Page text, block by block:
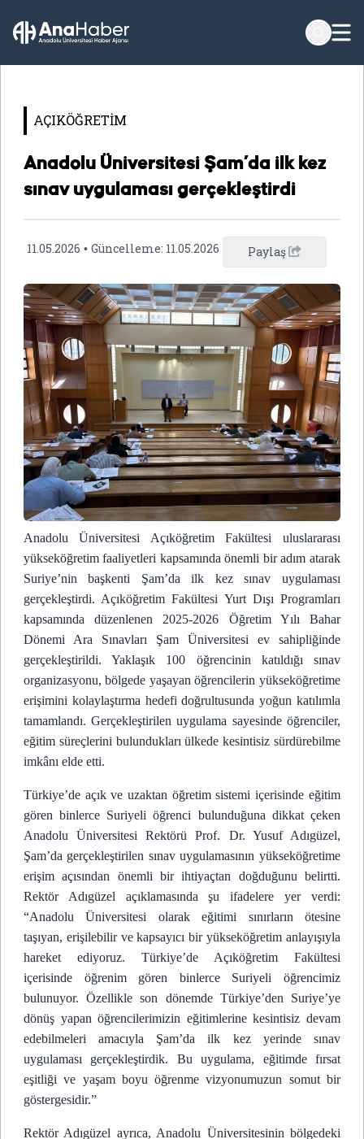
AÇIKÖĞRETİM
Anadolu Üniversitesi Şam’da ilk kez
sınav uygulaması gerçekleştirdi
11.05.2026 • Güncelleme: 11.05.2026 Paylaş
Anadolu Üniversitesi Açıköğretim Fakültesi uluslararası
yükseköğretim faaliyetleri kapsamında önemli bir adım atarak
Suriye’nin başkenti Şam’da ilk kez sınav uygulaması
gerçekleştirdi. Açıköğretim Fakültesi Yurt Dışı Programları
kapsamında düzenlenen 2025-2026 Öğretim Yılı Bahar
Dönemi Ara Sınavları Şam Üniversitesi ev sahipliğinde
gerçekleştirildi. Yaklaşık 100 öğrencinin katıldığı sınav
organizasyonu, bölgede yaşayan öğrencilerin yükseköğretime
erişimini kolaylaştırma hedefi doğrultusunda yoğun katılımla
tamamlandı. Gerçekleştirilen uygulama sayesinde öğrenciler,
eğitim süreçlerini bulundukları ülkede kesintisiz sürdürebilme
imkânı elde etti.
Türkiye’de açık ve uzaktan öğretim sistemi içerisinde eğitim
gören binlerce Suriyeli öğrenci bulunduğuna dikkat çeken
Anadolu Üniversitesi Rektörü Prof. Dr. Yusuf Adıgüzel,
Şam’da gerçekleştirilen sınav uygulamasının yükseköğretime
erişim açısından önemli bir ihtiyaçtan doğduğunu belirtti.
Rektör Adıgüzel açıklamasında şu ifadelere yer verdi:
“Anadolu Üniversitesi olarak eğitimi sınırların ötesine
taşıyan, erişilebilir ve kapsayıcı bir yükseköğretim anlayışıyla
hareket ediyoruz. Türkiye’de Açıköğretim Fakültesi
içerisinde öğrenim gören binlerce Suriyeli öğrencimiz
bulunuyor. Özellikle son dönemde Türkiye’den Suriye’ye
dönüş yapan öğrencilerimizin eğitimlerine kesintisiz devam
edebilmeleri amacıyla Şam’da ilk kez yerinde sınav
uygulaması gerçekleştirdik. Bu uygulama, eğitimde fırsat
eşitliği ve yaşam boyu öğrenme vizyonumuzun somut bir
göstergesidir.”
Rektör Adıgüzel ayrıca, Anadolu Üniversitesinin bölgedeki